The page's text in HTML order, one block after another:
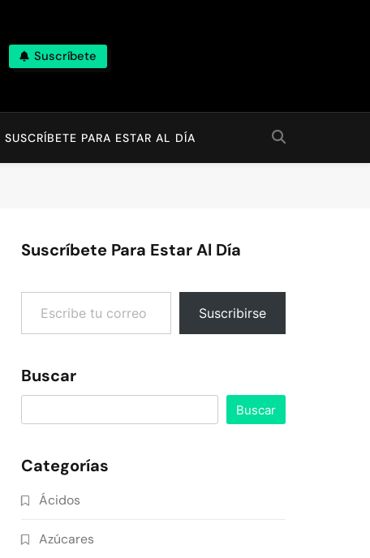
Suscríbete
SUSCRÍBETE PARA ESTAR AL DÍA
Suscríbete Para Estar Al Día
Escribe tu correo electrónico…
Suscribirse
Buscar
Buscar
Categorías
Ácidos
Azúcares